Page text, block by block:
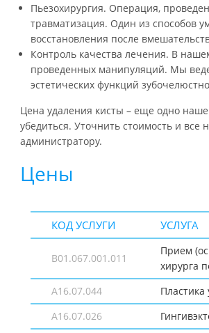
Пьезохирургия. Операция,
травматизация. Один из способов
восстановления после
Контроль качества лечения. В
проведенных манипуляций. Мы
эстетических функций
Цена удаления кисты – еще одно
убедиться. Уточнить стоимость и
администратору.
Цены
КОД УСЛУГИ УСЛУГА
B01.067.001.011
Прием
хирурга
A16.07.044 Пластика
A16.07.026